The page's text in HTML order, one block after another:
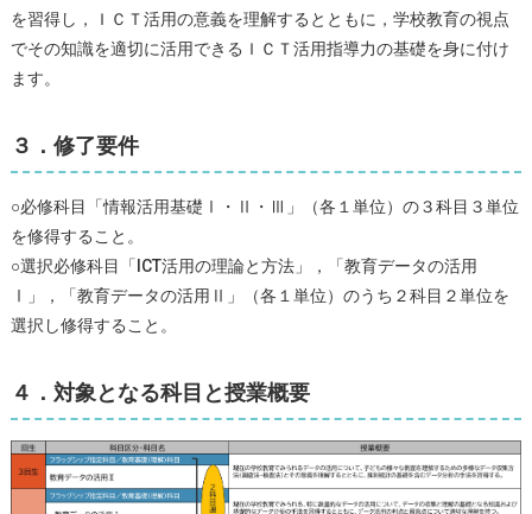
を習得し，ＩＣＴ活用の意義を理解するとともに，学校教育の視点
でその知識を適切に活用できるＩＣＴ活用指導力の基礎を身に付け
ます。
３．修了要件
○必修科目「情報活用基礎Ⅰ・Ⅱ・Ⅲ」（各１単位）の３科目３単位
を修得すること。
○選択必修科目「ICT活用の理論と方法」，「教育データの活用
Ⅰ」，「教育データの活用Ⅱ」（各１単位）のうち２科目２単位を
選択し修得すること。
４．対象となる科目と授業概要